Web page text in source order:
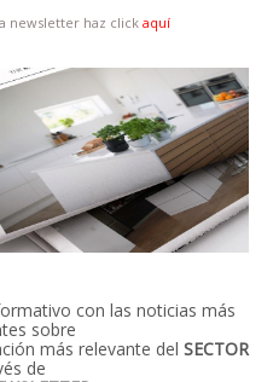
newsletter haz click aquí
con las noticias más
sobre
más relevante del SECTOR
de